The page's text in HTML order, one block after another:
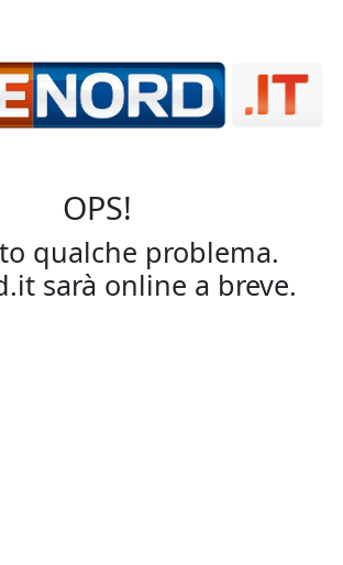
OPS!
qualche problema.
sarà online a breve.